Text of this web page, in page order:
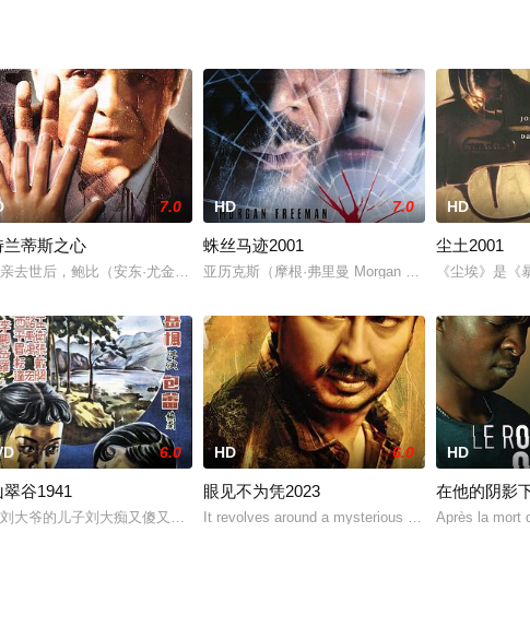
his 44th birthday. The pa
7.0
兰蒂斯之心
去世后，鲍比（安东·尤金 Anton Yelchin 饰）觉得自己不会再快乐了，尤其是11
HD 7.0
蛛丝马迹2001
亚历克斯（摩根·弗里曼 Morgan Freeman 饰）是
HD
尘土2001
《尘埃》是
to the rich in order
6.0
翠谷1941
大爷的儿子刘大痴又傻又哑，不慎落水里被佃户林大雄所救。霸道苛刻的刘大爷
HD 6.0
眼见不为凭2023
It revolves around a mysterious man who justifies
HD
在他的阴影
Après la mort